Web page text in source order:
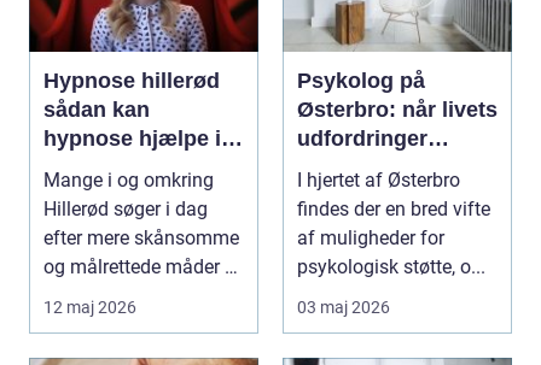
Hypnose hillerød
sådan kan
hypnose hjælpe i
hverdagen
Mange i og omkring
Hillerød søger i dag
efter mere skånsomme
og målrettede måder at
få det bedre på....
12 maj 2026
Psykolog på
Østerbro: når livets
udfordringer
kræver
professionel støtte
I hjertet af Østerbro
findes der en bred vifte
af muligheder for
psykologisk støtte, o...
03 maj 2026